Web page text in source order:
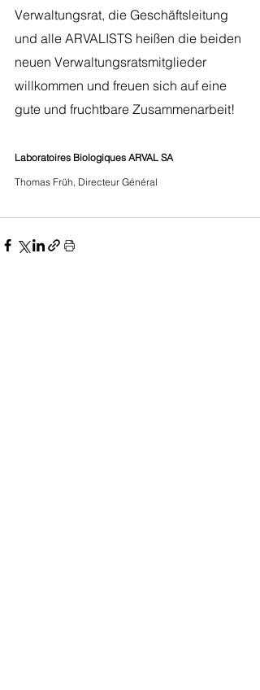
Verwaltungsrat, die Geschäftsleitung
und alle ARVALISTS heißen die beiden
neuen Verwaltungsratsmitglieder
willkommen und freuen sich auf eine
gute und fruchtbare Zusammenarbeit!
Laboratoires Biologiques ARVAL SA
Thomas Früh, Directeur Général